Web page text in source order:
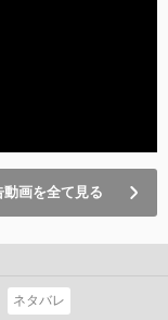
動画を全て見る
ネタバレ